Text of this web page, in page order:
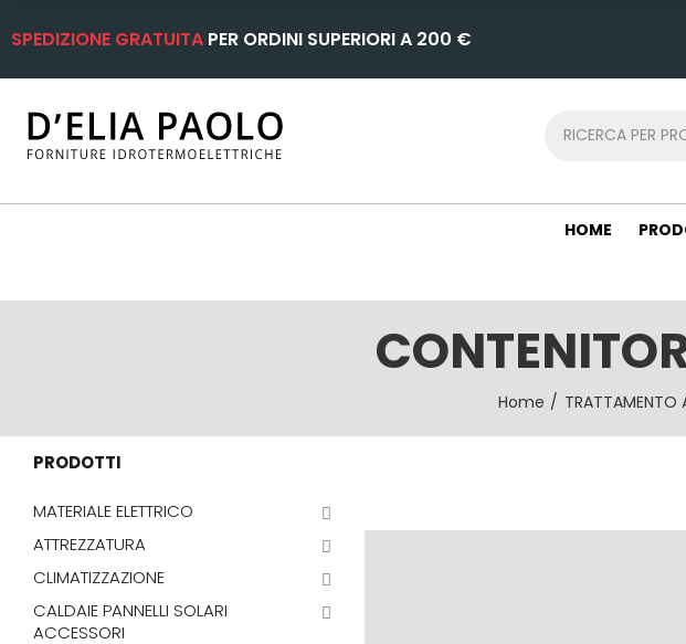
SPEDIZIONE GRATUITA PER ORDINI SUPERIORI A 200 €
HOME
Home TRATTAMENTO
PRODOTTI
MATERIALE ELETTRICO
ATTREZZATURA
CLIMATIZZAZIONE
CALDAIE PANNELLI SOLARI
ACCESSORI